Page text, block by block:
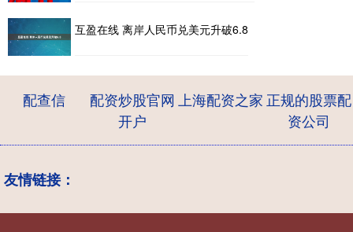
互盈在线 离岸人民币兑美元升破6.8
配查信
配资炒股官网
开户
上海配资之家 正规的股票配
资公司
友情链接：